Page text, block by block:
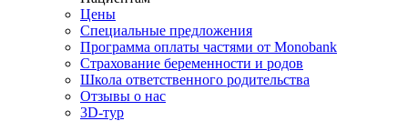
Цены
Специальные предложения
Программа оплаты частями от Monobank
Страхование беременности и родов
Школа ответственного родительства
Отзывы о нас
3D-тур